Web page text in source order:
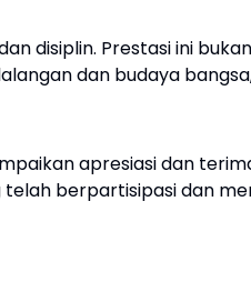
disiplin. Prestasi ini
dan budaya
apresiasi dan
berpartisipasi dan